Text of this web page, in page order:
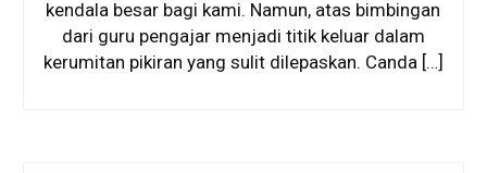
kendala besar bagi kami. Namun, atas bimbingan
dari guru pengajar menjadi titik keluar dalam
kerumitan pikiran yang sulit dilepaskan. Canda […]